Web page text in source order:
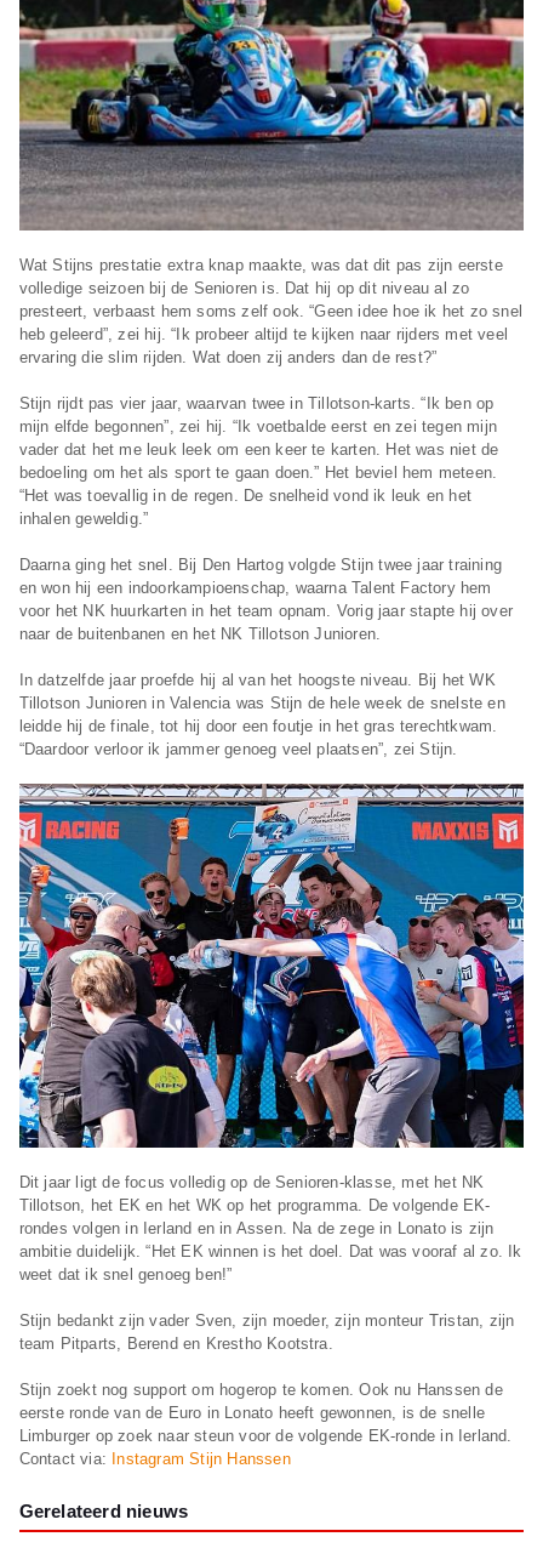
Wat Stijns prestatie extra knap maakte, was dat dit pas zijn eerste
volledige seizoen bij de Senioren is. Dat hij op dit niveau al zo
presteert, verbaast hem soms zelf ook. “Geen idee hoe ik het zo snel
heb geleerd”, zei hij. “Ik probeer altijd te kijken naar rijders met veel
ervaring die slim rijden. Wat doen zij anders dan de rest?”
Stijn rijdt pas vier jaar, waarvan twee in Tillotson-karts. “Ik ben op
mijn elfde begonnen”, zei hij. “Ik voetbalde eerst en zei tegen mijn
vader dat het me leuk leek om een keer te karten. Het was niet de
bedoeling om het als sport te gaan doen.” Het beviel hem meteen.
“Het was toevallig in de regen. De snelheid vond ik leuk en het
inhalen geweldig.”
Daarna ging het snel. Bij Den Hartog volgde Stijn twee jaar training
en won hij een indoorkampioenschap, waarna Talent Factory hem
voor het NK huurkarten in het team opnam. Vorig jaar stapte hij over
naar de buitenbanen en het NK Tillotson Junioren.
In datzelfde jaar proefde hij al van het hoogste niveau. Bij het WK
Tillotson Junioren in Valencia was Stijn de hele week de snelste en
leidde hij de finale, tot hij door een foutje in het gras terechtkwam.
“Daardoor verloor ik jammer genoeg veel plaatsen”, zei Stijn.
Dit jaar ligt de focus volledig op de Senioren-klasse, met het NK
Tillotson, het EK en het WK op het programma. De volgende EK-
rondes volgen in Ierland en in Assen. Na de zege in Lonato is zijn
ambitie duidelijk. “Het EK winnen is het doel. Dat was vooraf al zo. Ik
weet dat ik snel genoeg ben!”
Stijn bedankt zijn vader Sven, zijn moeder, zijn monteur Tristan, zijn
team Pitparts, Berend en Krestho Kootstra.
Stijn zoekt nog support om hogerop te komen. Ook nu Hanssen de
eerste ronde van de Euro in Lonato heeft gewonnen, is de snelle
Limburger op zoek naar steun voor de volgende EK-ronde in Ierland.
Contact via: Instagram Stijn Hanssen
Gerelateerd nieuws